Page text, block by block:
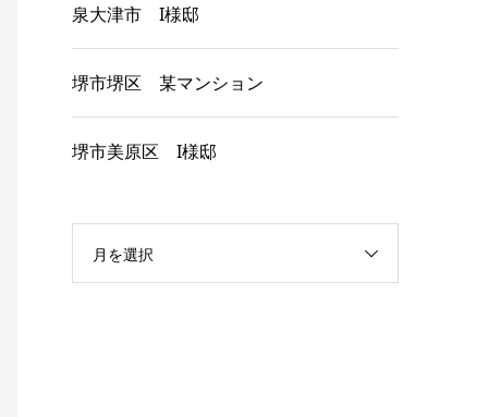
泉大津市 I様邸
堺市堺区 某マンション
堺市美原区 I様邸
月を選択